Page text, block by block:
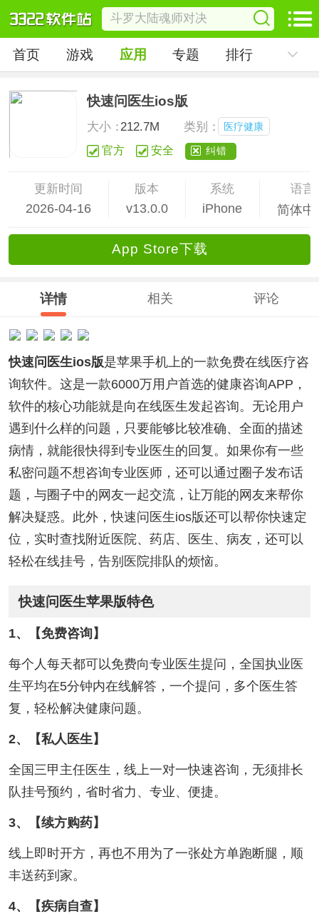
首页 游戏 应用 专题 排行
快速问医生ios版
大小：212.7M 类别： 医疗健康
官方 安全 纠错
更新时间
2026-04-16
版本
v13.0.0
系统
iPhone
语言
简体中
App Store下载
详情 相关 评论
快速问医生ios版是苹果手机上的一款免费在线医疗咨
询软件。这是一款6000万用户首选的健康咨询APP，
软件的核心功能就是向在线医生发起咨询。无论用户
遇到什么样的问题，只要能够比较准确、全面的描述
病情，就能很快得到专业医生的回复。如果你有一些
私密问题不想咨询专业医师，还可以通过圈子发布话
题，与圈子中的网友一起交流，让万能的网友来帮你
解决疑惑。此外，快速问医生ios版还可以帮你快速定
位，实时查找附近医院、药店、医生、病友，还可以
轻松在线挂号，告别医院排队的烦恼。
快速问医生苹果版特色
1、【免费咨询】
每个人每天都可以免费向专业医生提问，全国执业医
生平均在5分钟内在线解答，一个提问，多个医生答
复，轻松解决健康问题。
2、【私人医生】
全国三甲主任医生，线上一对一快速咨询，无须排长
队挂号预约，省时省力、专业、便捷。
3、【续方购药】
线上即时开方，再也不用为了一张处方单跑断腿，顺
丰送药到家。
4、【疾病自查】